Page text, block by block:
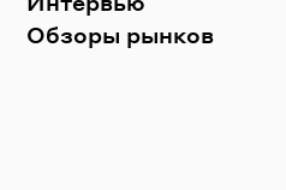
Обзоры рынков